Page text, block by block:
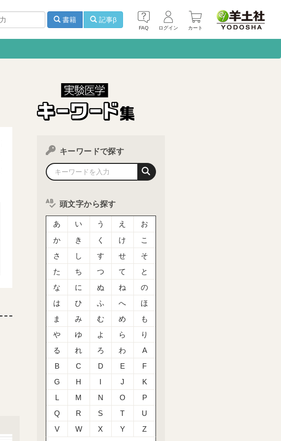
FAQ ログイン カート
書籍 記事β
キーワードで探す
頭文字から探す
あ い う え
お
か
き く け
こ
さ
し す せ
そ
た
ち つ て
と
な
に ぬ ね
の
は
ひ ふ へ
ほ
ま
み む め
も
や
ゆ よ ら
り
る
れ ろ わ
A
B
C D E
F
G
H I J
K
L
M N O
P
Q
R S T
U
V
W X Y
Z